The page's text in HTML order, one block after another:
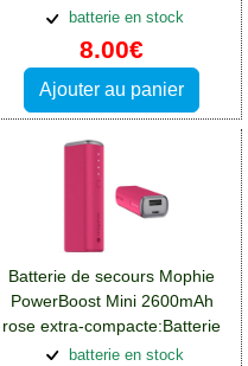
Lite
batterie en stock
8.00€
Ajouter au panier
Batterie de secours Mophie
PowerBoost Mini 2600mAh
rose extra-compacte:Batterie
Wiko View 4 Lite
batterie en stock